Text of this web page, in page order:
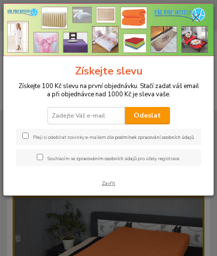
CHCETE NAKOUPIT VĚTŠÍ MNOŽSTVÍ NAŠICH PRODUKTŮ ZA LEPŠÍ
CENU? Klikněte ZDE
CZK
+420 773 794 023
Pondělí-pátek 9-16 hodin
0ks
za0 Kč
PROSTĚRADLA
Froté prostěradla s gumou - 190g/m2 - 45 barev
25 oranžová
Froté prostěradlo 200x220cm -
Získejte slevu
Získejte 100 Kč slevu na první objednávku. Stačí zadat váš email
a při objednávce nad 1000 Kč je sleva vaše.
Odeslat
Přeji si odebírat novinky e-mailem dle podmínek zpracování osobních údajů.
Souhlasím se zpracováním osobních údajů pro účely registrace.
Zavřít